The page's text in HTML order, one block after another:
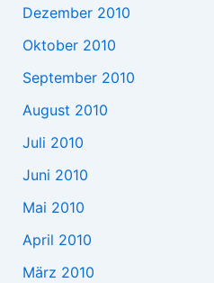
Dezember 2010
Oktober 2010
September 2010
August 2010
Juli 2010
Juni 2010
Mai 2010
April 2010
März 2010